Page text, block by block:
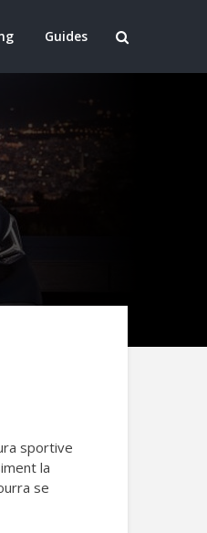
Guides
sportive
la
se